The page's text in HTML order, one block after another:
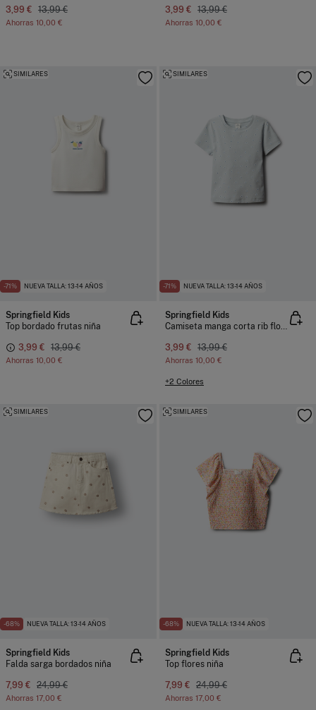
3,99 € 13,99 €
Ahorras 10,00 €
3,99 € 13,99 €
Ahorras 10,00 €
-71% NUEVA TALLA: 13-14 AÑOS
SIMILARES
Springfield Kids
Top bordado frutas niña
3,99 € 13,99 €
Ahorras 10,00 €
-71% NUEVA TALLA: 13-14 AÑOS
SIMILARES
Springfield Kids
Camiseta manga corta rib flores niña
3,99 € 13,99 €
Ahorras 10,00 €
+2 Colores
-68% NUEVA TALLA: 13-14 AÑOS
SIMILARES
Springfield Kids
Falda sarga bordados niña
7,99 € 24,99 €
Ahorras 17,00 €
-68% NUEVA TALLA: 13-14 AÑOS
SIMILARES
Springfield Kids
Top flores niña
7,99 € 24,99 €
Ahorras 17,00 €